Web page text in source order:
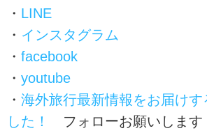
・ LINE
・ インスタグラム
・ facebook
・ youtube
・ 海外旅行最新情報をお届けす
した！
フォローお願いします